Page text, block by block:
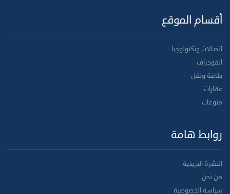
أقسام الموقع
اتصالات وتكنولوجيا
انفوجراف
طاقة ونقل
عقارات
منوعات
روابط هامة
النشرة البريدية
من نحن
سياسة الخصوصية